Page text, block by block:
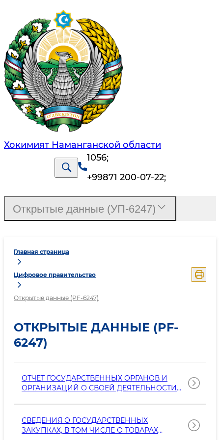
Хокимият Наманганской области
1056;
+99871 200-07-22;
Главная страница
Цифровое правительство
Открытые данные (PF-6247)
ОТКРЫТЫЕ ДАННЫЕ (PF-
6247)
ОТЧЕТ ГОСУДАРСТВЕННЫХ ОРГАНОВ И
ОРГАНИЗАЦИЙ О СВОЕЙ ДЕЯТЕЛЬНОСТИ
СЕКРЕТОВ И ИНФОРМАЦИИ,
ПРЕДНАЗНАЧЕННОЙ ДЛЯ СЛУЖЕБНОГО
ПОЛЬЗОВАНИЯ).
СВЕДЕНИЯ О ГОСУДАРСТВЕННЫХ
ЗАКУПКАХ, В ТОМ ЧИСЛЕ О ТОВАРАХ
Открытые данные (УП-6247)